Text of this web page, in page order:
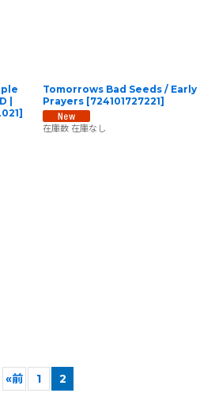
|
]
Tomorrows Bad Seeds / Early
Prayers [724101727221]
在庫数 在庫なし
«前 1 2